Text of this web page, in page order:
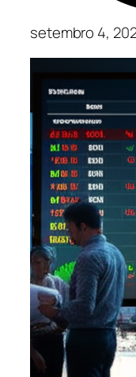
setembro 4,